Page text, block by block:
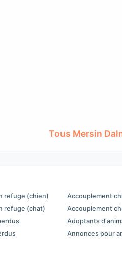
Tous Mersin
refuge (chien)
refuge (chat)
Accouplement
Accouplement
Adoptants
Annonces pour